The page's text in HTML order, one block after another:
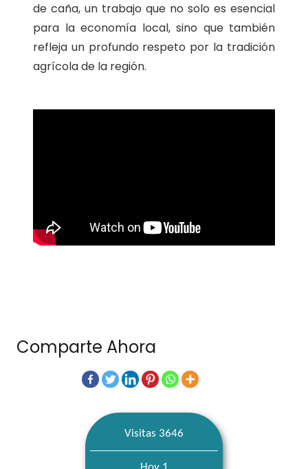
de caña, un trabajo que no solo es esencial
para la economía local, sino que también
refleja un profundo respeto por la tradición
agrícola de la región.
Comparte Ahora
Visitas 3646